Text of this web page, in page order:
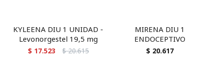
KYLEENA DIU 1 UNIDAD -
Levonorgestel 19,5 mg
$ 17.523 $ 20.615
MIRENA DIU 1
ENDOCEPTIVO
$ 20.617